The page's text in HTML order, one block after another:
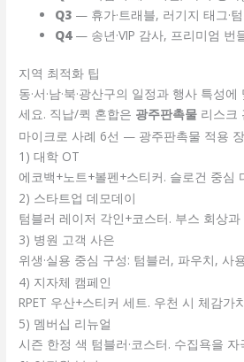
Q3 — 휴가·트래블, 러기지 태그·
Q4— 송년·VIP 감사, 프리미엄 번
지역 최적화 팁
동·서·남·북·광산구의 일정과 행사 특성
세요. 직납/퀵 혼합은 광주판촉물 리스크
마이크로 사례 6선 — 광주판촉물 적용
1) 대학 OT
에코백+노트+볼펜+스티커. 슬로건 중심
2) 스타트업 데모데이
텀블러 레이저 각인+코스터. 부스 회상과
3) 병원 고객 사은
위생·실용 중심 구성: 텀블러, 파우치, 사
4) 지자체 캠페인
RPET 우산+스티커 세트. 우천 시 체감가
5) 멤버십 리뉴얼
시즌 한정 색 텀블러·코스터. 수집욕을